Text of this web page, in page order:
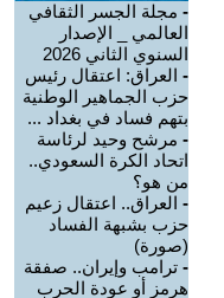
- مجلة الجسر الثقافي
العالمي _ الإصدار
السنوي الثاني 2026
- العراق: اعتقال رئيس
حزب الجماهير الوطنية
بتهم فساد في بغداد ...
- مرشح وحيد لرئاسة
اتحاد الكرة السعودي..
من هو؟
- العراق.. اعتقال زعيم
حزب بشبهة الفساد
(صورة)
- ترامب وإيران.. صفقة
هرمز أو عودة الحرب